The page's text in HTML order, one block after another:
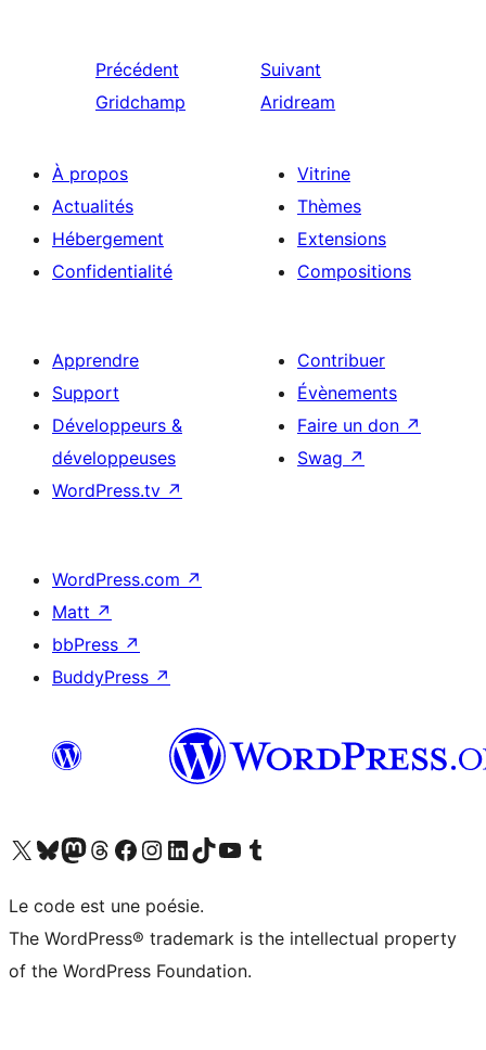
Précédent
Gridchamp
Suivant
Aridream
À propos
Actualités
Hébergement
Confidentialité
Vitrine
Thèmes
Extensions
Compositions
Apprendre
Support
Développeurs &
développeuses
WordPress.tv ↗
Contribuer
Évènements
Faire un don ↗
Swag ↗
WordPress.com ↗
Matt ↗
bbPress ↗
BuddyPress ↗
Visitez notre compte X (précédemment Twitter)
Visiter notre compte Bluesky
Visiter notre compte Mastodon
Visiter notre compte Threads
Consulter notre compte Facebook
Consulter notre compte Instagram
Consulter notre compte LinkedIn
Visiter notre compte TokTok
Visiter notre chaîne YouTube
Visiter notre compte Tumblr
Le code est une poésie.
The WordPress® trademark is the intellectual property
of the WordPress Foundation.